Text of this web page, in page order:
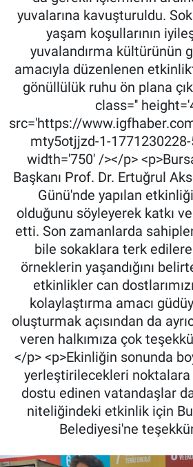
yuvalarına kavuşturuldu.
yaşam koşullarının
yuvalandırma kültürünün
amacıyla düzenlenen
gönüllülük ruhu ön plana
class=''
src='https://
mty5otjjzd-1-
width='750' /></p>
Başkanı Prof. Dr. Ertuğrul
Günü'nde yapılan
olduğunu söyleyerek katkı
etti. Son zamanlarda
bile sokaklara terk
örneklerin yaşandığını
etkinlikler can
kolaylaştırma amacı
oluşturmak açısından da
veren halkımıza çok
</p> <p>Ekinliğin sonunda
yerleştirilecekleri noktalara
dostu edinen vatandaşlar
niteliğindeki etkinlik için
Belediyesi'ne